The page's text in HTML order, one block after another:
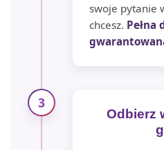
swoje pytanie
chcesz. Pełna
3
Odbierz